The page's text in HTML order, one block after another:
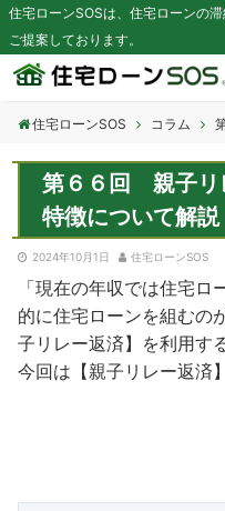
住宅ローンSOSは、住宅ローンの
ご提案しております。
住宅ローンSOS コラム
第６６回 親子リ
特徴について解説
2024年10月1日 住宅ローンSOS
「現在の年収では住宅
的に住宅ローンを組むの
子リレー返済】を利用す
今回は【親子リレー返済